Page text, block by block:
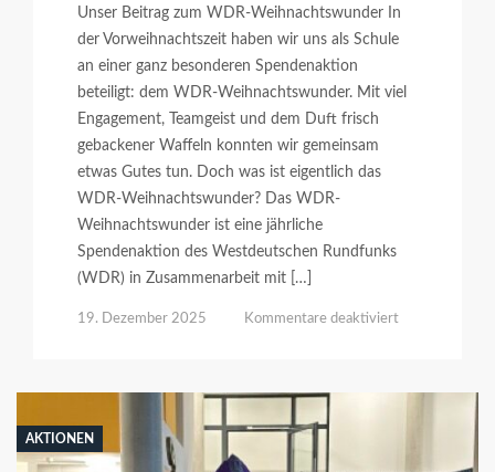
Unser Beitrag zum WDR-Weihnachtswunder In
der Vorweihnachtszeit haben wir uns als Schule
an einer ganz besonderen Spendenaktion
beteiligt: dem WDR-Weihnachtswunder. Mit viel
Engagement, Teamgeist und dem Duft frisch
gebackener Waffeln konnten wir gemeinsam
etwas Gutes tun. Doch was ist eigentlich das
WDR-Weihnachtswunder? Das WDR-
Weihnachtswunder ist eine jährliche
Spendenaktion des Westdeutschen Rundfunks
(WDR) in Zusammenarbeit mit […]
19. Dezember 2025 Kommentare deaktiviertfür
AKTIONEN